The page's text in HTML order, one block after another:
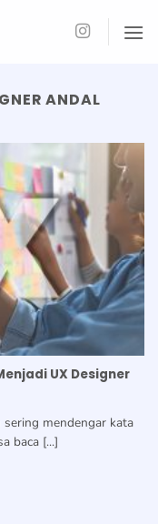
ANDAL
UX Designer
mendengar kata
baca [...]